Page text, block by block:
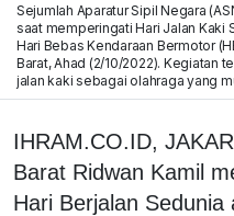
Sejumlah Aparatur Sipil Negara
saat memperingati Hari Jalan Kaki
Hari Bebas Kendaraan Bermotor
Barat, Ahad (2/10/2022). Kegiatan
jalan kaki sebagai olahraga yang
IHRAM.CO.ID,
Barat Ridwan Kamil
Hari Berjalan